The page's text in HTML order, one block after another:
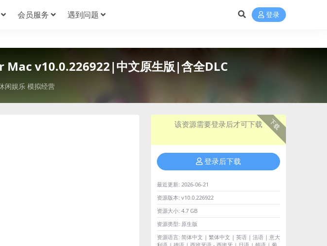
会员服务 遇到问题 登录
v10.0.226922|中文原生版|含全DLC
闲娱乐 模拟经营
下载
该资源需要登录后才可下载
登录后下载
最近更新: 2026-06-21
资源版本: v10.0.226922
资源大小: 4.7 GB
资源类型: 原生版
资源语言: 简体中文 | 繁体中文 | 英语 | 法语 | 意大